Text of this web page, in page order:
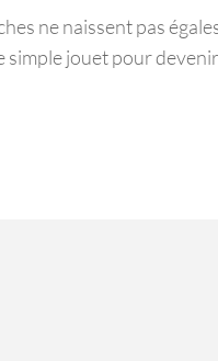
ne naissent pas
simple jouet pour